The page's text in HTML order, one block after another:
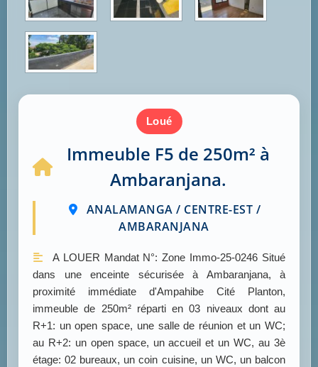
loué
Immeuble F5 de 250m² à
Ambaranjana.
ANALAMANGA / CENTRE-EST /
AMBARANJANA
A LOUER Mandat N°: Zone Immo-25-0246 Situé
dans une enceinte sécurisée à Ambaranjana, à
proximité immédiate d'Ampahibe Cité Planton,
immeuble de 250m² réparti en 03 niveaux dont au
R+1: un open space, une salle de réunion et un WC;
au R+2: un open space, un accueil et un WC, au 3è
étage: 02 bureaux, un coin cuisine, un WC, un balcon